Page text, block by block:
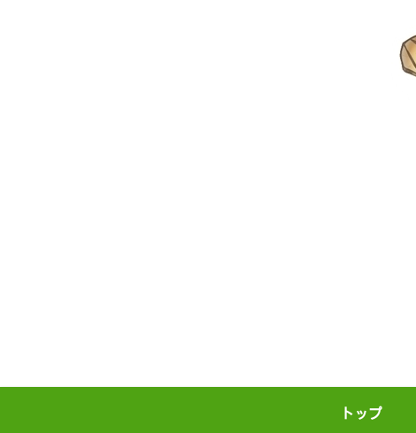
トップ